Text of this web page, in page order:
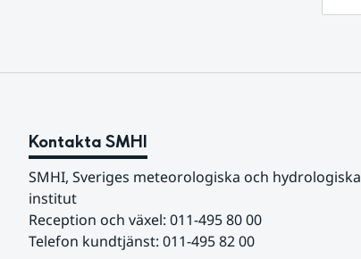
Kontakta SMHI
SMHI, Sveriges meteorologiska och hydrologiska
institut
Reception och växel: 011-495 80 00
Telefon kundtjänst: 011-495 82 00